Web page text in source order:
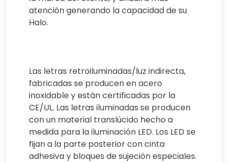
atención generando la capacidad de su
Halo.
Las letras retroiluminadas/luz indirecta,
fabricadas se producen en acero
inoxidable y están certificadas por la
CE/UL. Las letras iluminadas se producen
con un material translúcido hecho a
medida para la iluminación LED. Los LED se
fijan a la parte posterior con cinta
adhesiva y bloques de sujeción especiales.